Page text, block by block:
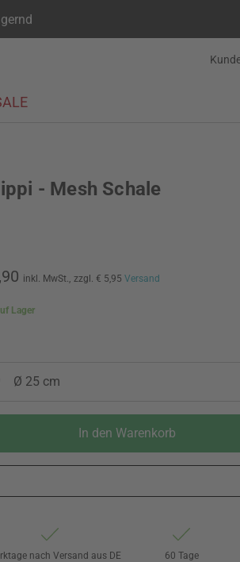
- Mesh Schale
inkl. MwSt., zzgl. € 5,95 Versand
Lager
Ø 25 cm
In den Warenkorb
nach Versand aus DE
60 Tage